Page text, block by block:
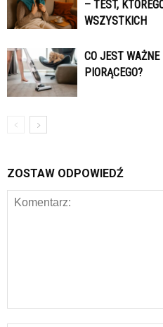
– TEST,
WSZYSTKICH
CO JEST
PIORĄCEGO?
ZOSTAW ODPOWIEDŹ